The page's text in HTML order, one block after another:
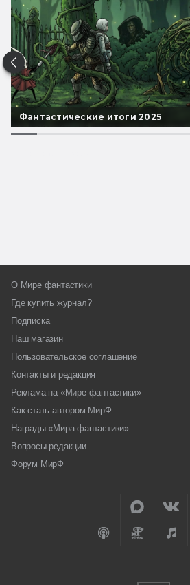
Фантастические итоги 2025
О Мире фантастики
Где купить журнал?
Подписка
Наш магазин
Пользовательское соглашение
Контакты и редакция
Реклама на «Мире фантастики»
Как стать автором МирФ
Награды «Мира фантастики»
Вопросы редакции
Форум МирФ